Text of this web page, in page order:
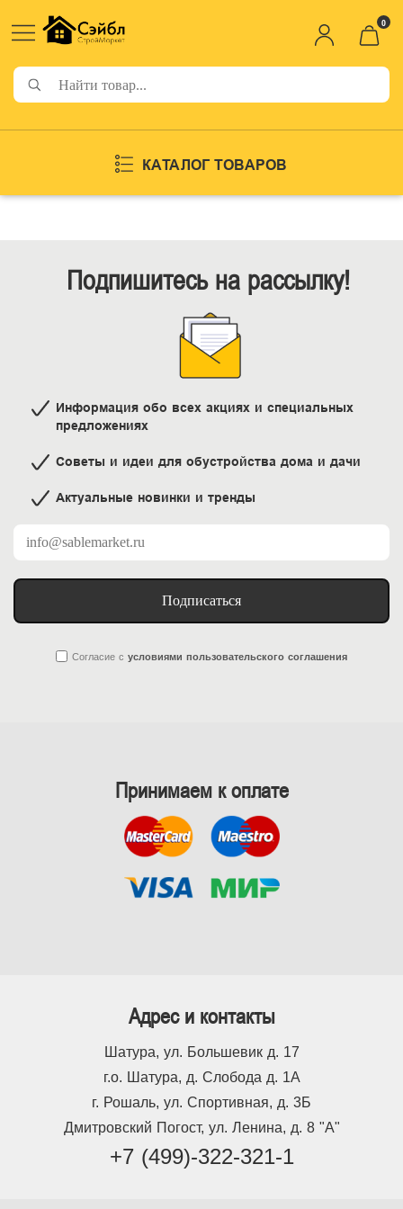
0
КАТАЛОГ ТОВАРОВ
Подпишитесь на рассылку!
Информация обо всех акциях и специальных
предложениях
Советы и идеи для обустройства дома и дачи
Актуальные новинки и тренды
Подписаться
Согласие с условиями пользовательского соглашения
Принимаем к оплате
Адрес и контакты
Шатура, ул. Большевик д. 17
г.о. Шатура, д. Слобода д. 1А
г. Рошаль, ул. Спортивная, д. 3Б
Дмитровский Погост, ул. Ленина, д. 8 "А"
+7 (499)-322-321-1